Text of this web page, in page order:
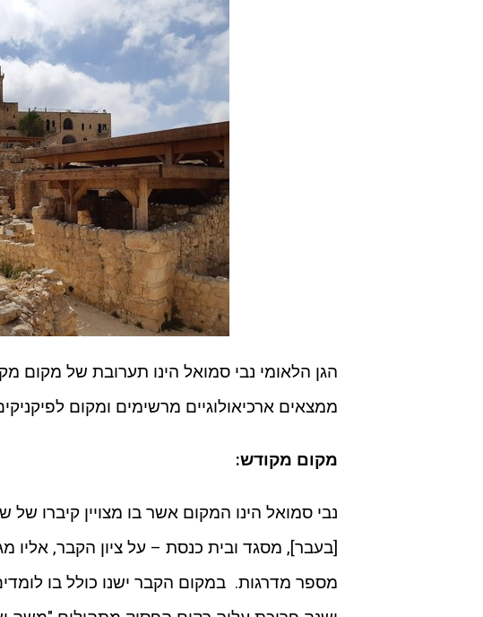
הגן הלאומי נבי סמואל הינו תערובת של מקום
ממצאים ארכיאולוגיים מרשימים ומקום
מקום מקודש:
נבי סמואל הינו המקום אשר בו מצויין קיברו
[בעבר], מסגד ובית כנסת – על ציון הקבר, אליו
מספר מדרגות. במקום הקבר ישנו כולל בו